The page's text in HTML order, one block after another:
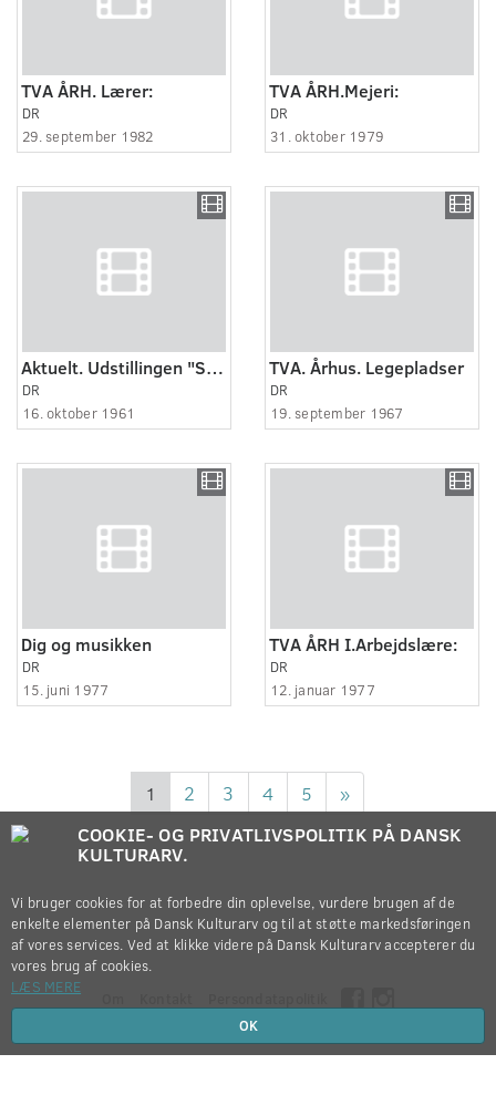
TVA ÅRH. Lærer:
DR
29. september 1982
TVA ÅRH.Mejeri:
DR
31. oktober 1979
Aktuelt. Udstillingen "Skolen" i Fyns Forum, Odense.
DR
16. oktober 1961
TVA. Århus. Legepladser
DR
19. september 1967
Dig og musikken
DR
15. juni 1977
TVA ÅRH I.Arbejdslære:
DR
12. januar 1977
1 2 3 4 5 »
Copyright © 2012-2026
COOKIE- OG PRIVATLIVSPOLITIK PÅ DANSK
KULTURARV.
Vi bruger cookies for at forbedre din oplevelse, vurdere brugen af de
enkelte elementer på Dansk Kulturarv og til at støtte markedsføringen
af vores services. Ved at klikke videre på Dansk Kulturarv accepterer du
vores brug af cookies.
LÆS MERE
OK